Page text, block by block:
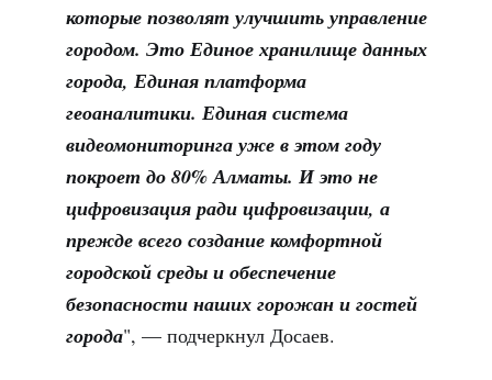
которые позволят улучшить управление
городом. Это Единое хранилище данных
города, Единая платформа
геоаналитики. Единая система
видеомониторинга уже в этом году
покроет до 80% Алматы. И это не
цифровизация ради цифровизации, а
прежде всего создание комфортной
городской среды и обеспечение
безопасности наших горожан и гостей
города", — подчеркнул Досаев.